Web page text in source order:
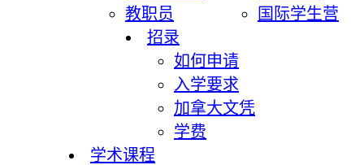
教职员
国际学生营
招录
如何申请
入学要求
加拿大文凭
学费
学术课程